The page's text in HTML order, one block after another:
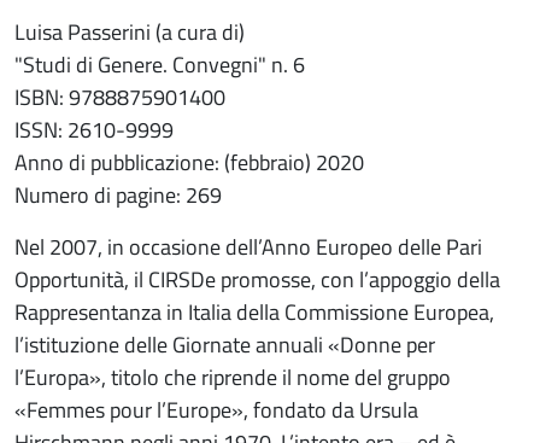
Luisa Passerini (a cura di)
"Studi di Genere. Convegni" n. 6
ISBN: 9788875901400
ISSN: 2610-9999
Anno di pubblicazione: (febbraio) 2020
Numero di pagine: 269
Nel 2007, in occasione dell’Anno Europeo delle Pari
Opportunità, il CIRSDe promosse, con l’appoggio della
Rappresentanza in Italia della Commissione Europea,
l’istituzione delle Giornate annuali «Donne per
l’Europa», titolo che riprende il nome del gruppo
«Femmes pour l’Europe», fondato da Ursula